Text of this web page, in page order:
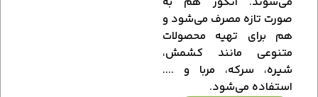
صورت تازه مصرف می‌شود و
هم برای تهیه محصولات
متنوعی مانند کشمش،
شیره، سرکه، مربا و ....
استفاده می‌شود.